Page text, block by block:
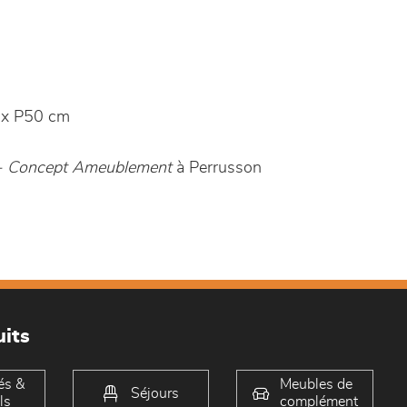
P50 cm
Concept Ameublement à Perrusson
&
Séjours
Meubles de
complément